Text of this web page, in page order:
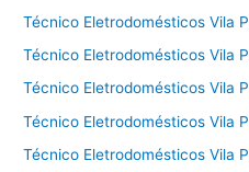
Técnico Eletrodomésticos Vila
Técnico Eletrodomésticos Vila
Técnico Eletrodomésticos Vila
Técnico Eletrodomésticos Vila
Técnico Eletrodomésticos Vila